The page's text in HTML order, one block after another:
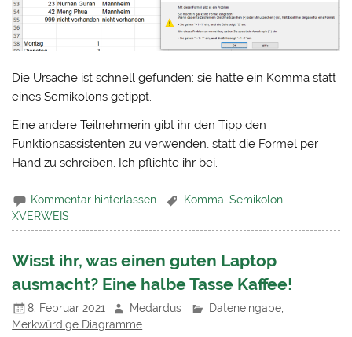
Die Ursache ist schnell gefunden: sie hatte ein Komma statt
eines Semikolons getippt.
Eine andere Teilnehmerin gibt ihr den Tipp den
Funktionsassistenten zu verwenden, statt die Formel per
Hand zu schreiben. Ich pflichte ihr bei.
Kommentar hinterlassen Komma ,Semikolon
XVERWEIS
Wisst ihr, was einen guten Laptop
ausmacht? Eine halbe Tasse Kaffee!
8. Februar 2021 Medardus Dateneingabe,
Merkwürdige Diagramme